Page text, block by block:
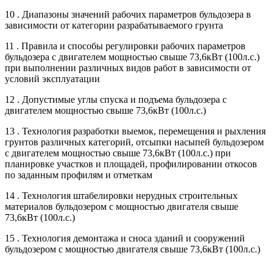
10 . Диапазоны значений рабочих параметров бульдозера в
зависимости от категории разрабатываемого грунта
11 . Правила и способы регулировки рабочих параметров
бульдозера с двигателем мощностью свыше 73,6кВт (100л.с.)
при выполнении различных видов работ в зависимости от
условий эксплуатации
12 . Допустимые углы спуска и подъема бульдозера с
двигателем мощностью свыше 73,6кВт (100л.с.)
13 . Технология разработки выемок, перемещения и рыхления
грунтов различных категорий, отсыпки насыпей бульдозером
с двигателем мощностью свыше 73,6кВт (100л.с.) при
планировке участков и площадей, профилировании откосов
по заданным профилям и отметкам
14 . Технология штабелировки нерудных строительных
материалов бульдозером с мощностью двигателя свыше
73,6кВт (100л.с.)
15 . Технология демонтажа и сноса зданий и сооружений
бульдозером с мощностью двигателя свыше 73,6кВт (100л.с.)